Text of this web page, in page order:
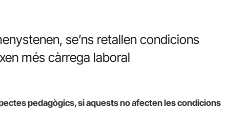
se’ns retallen condicions
més càrrega laboral
pedagògics, si aquests no afecten les condicions